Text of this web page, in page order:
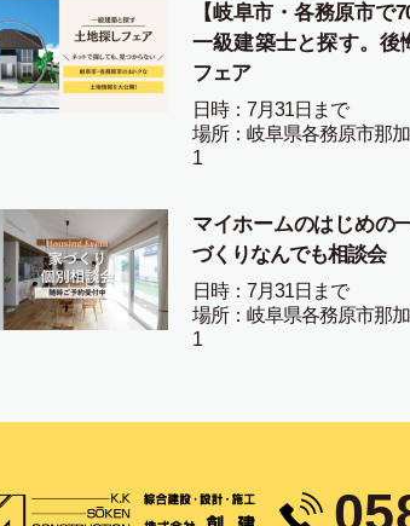
【岐阜市・各務原市で
一級建築士と探す。後
フェア
日時：7月31日まで
場所：岐阜県各務原市那
1
マイホームのはじめの
づくりなんでも相談会
日時：7月31日まで
場所：岐阜県各務原市那
1